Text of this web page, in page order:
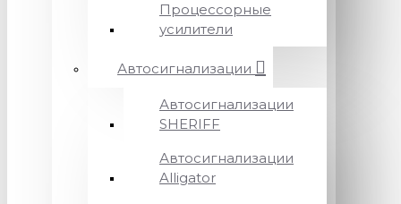
Процессорные
усилители
Автосигнализации
Автосигнализации
SHERIFF
Автосигнализации
Alligator